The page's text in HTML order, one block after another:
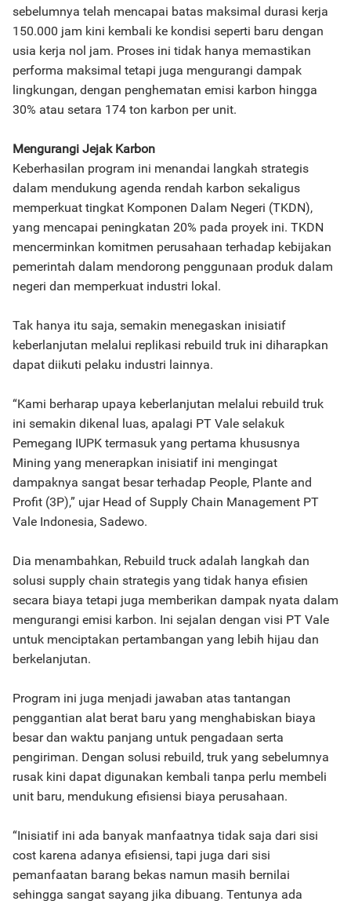
sebelumnya telah mencapai batas maksimal durasi kerja
150.000 jam kini kembali ke kondisi seperti baru dengan
usia kerja nol jam. Proses ini tidak hanya memastikan
performa maksimal tetapi juga mengurangi dampak
lingkungan, dengan penghematan emisi karbon hingga
30% atau setara 174 ton karbon per unit.
Mengurangi Jejak Karbon
Keberhasilan program ini menandai langkah strategis
dalam mendukung agenda rendah karbon sekaligus
memperkuat tingkat Komponen Dalam Negeri (TKDN),
yang mencapai peningkatan 20% pada proyek ini. TKDN
mencerminkan komitmen perusahaan terhadap kebijakan
pemerintah dalam mendorong penggunaan produk dalam
negeri dan memperkuat industri lokal.
Tak hanya itu saja, semakin menegaskan inisiatif
keberlanjutan melalui replikasi rebuild truk ini diharapkan
dapat diikuti pelaku industri lainnya.
“Kami berharap upaya keberlanjutan melalui rebuild truk
ini semakin dikenal luas, apalagi PT Vale selakuk
Pemegang IUPK termasuk yang pertama khususnya
Mining yang menerapkan inisiatif ini mengingat
dampaknya sangat besar terhadap People, Plante and
Profit (3P),” ujar Head of Supply Chain Management PT
Vale Indonesia, Sadewo.
Dia menambahkan, Rebuild truck adalah langkah dan
solusi supply chain strategis yang tidak hanya efisien
secara biaya tetapi juga memberikan dampak nyata dalam
mengurangi emisi karbon. Ini sejalan dengan visi PT Vale
untuk menciptakan pertambangan yang lebih hijau dan
berkelanjutan.
Program ini juga menjadi jawaban atas tantangan
penggantian alat berat baru yang menghabiskan biaya
besar dan waktu panjang untuk pengadaan serta
pengiriman. Dengan solusi rebuild, truk yang sebelumnya
rusak kini dapat digunakan kembali tanpa perlu membeli
unit baru, mendukung efisiensi biaya perusahaan.
“Inisiatif ini ada banyak manfaatnya tidak saja dari sisi
cost karena adanya efisiensi, tapi juga dari sisi
pemanfaatan barang bekas namun masih bernilai
sehingga sangat sayang jika dibuang. Tentunya ada